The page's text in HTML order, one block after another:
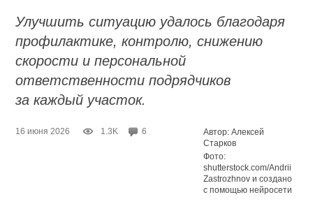
Улучшить ситуацию удалось благодаря
профилактике, контролю, снижению
скорости и персональной
ответственности подрядчиков
за каждый участок.
16 июня 2026 1.3K 6
Автор: Алексей
Старков
Фото:
shutterstock.com/Andrii
Zastrozhnov и создано
с помощью нейросети